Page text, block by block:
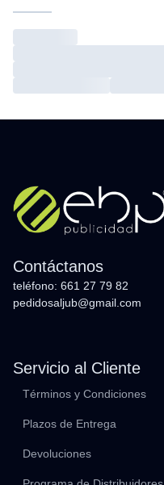
Contáctanos
teléfono: 661 27 79 82
pedidosaljub@gmail.com
Servicio al Cliente
Términos y Condiciones
Plazos de Entrega
Devoluciones